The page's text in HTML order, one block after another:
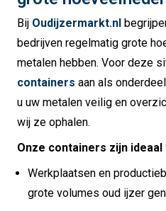
Bij Oudijzermarkt.nl
bedrijven regelmatig grote
metalen hebben. Voor deze
containers aan als
u uw metalen veilig en
wij ze ophalen.
Onze containers zijn
Werkplaatsen en
grote volumes oud ijzer